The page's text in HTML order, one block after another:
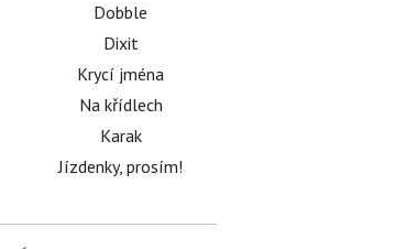
Dobble
Dixit
Krycí jména
Na křídlech
Karak
Jízdenky, prosím!